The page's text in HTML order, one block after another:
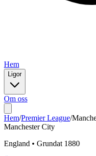
Hem
Ligor
Om oss
Hem/Premier League/
Manchester City
England • Grundat 1880